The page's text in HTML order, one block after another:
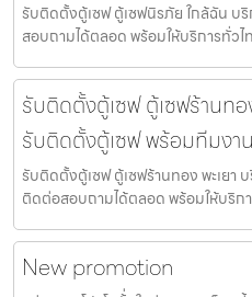
รับติดตั้งตู้เซฟ ตู้เซฟนิรภัย ใกล้ฉัน บ
สอบถามได้ตลอด พร้อมให้บริการทั่ว
รับติดตั้งตู้เซฟ ตู้เซฟร้านทอ
รับติดตั้งตู้เซฟ พร้อมทีมงา
รับติดตั้งตู้เซฟ ตู้เซฟร้านทอง พะเยา
ติดต่อสอบถามได้ตลอด พร้อมให้บริก
New promotion